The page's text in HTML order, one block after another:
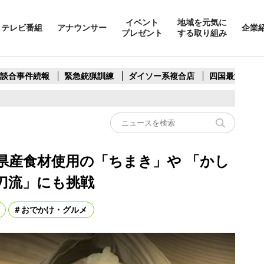
テレビ番組 アナウンサー
イベント
プレゼント
地域を元気に
する取り組み
企業
合事件続報 緊急銃猟訓練 ダイソー系複合店 四国最大スリ
食材使用の「ちまき」や 「かし
流」にも挑戦
おでかけ・グルメ